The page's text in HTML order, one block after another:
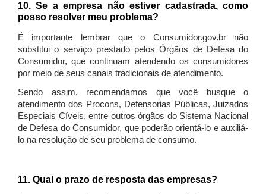
10. Se a empresa não estiver cadastrada, como
posso resolver meu problema?
É importante lembrar que o Consumidor.gov.br não
substitui o serviço prestado pelos Órgãos de Defesa do
Consumidor, que continuam atendendo os consumidores
por meio de seus canais tradicionais de atendimento.
Sendo assim, recomendamos que você busque o
atendimento dos Procons, Defensorias Públicas, Juizados
Especiais Cíveis, entre outros órgãos do Sistema Nacional
de Defesa do Consumidor, que poderão orientá-lo e auxiliá-
lo na resolução de seu problema de consumo.
11. Qual o prazo de resposta das empresas?